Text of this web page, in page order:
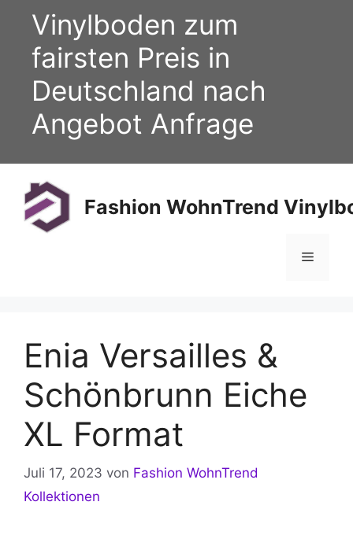
springen
Vinylboden zum
fairsten Preis in
Deutschland nach
Angebot Anfrage
Fashion WohnTrend
Menü
Enia Versailles &
Schönbrunn Eiche
XL Format
Juli 17, 2023 von Fashion WohnTrend
Kollektionen